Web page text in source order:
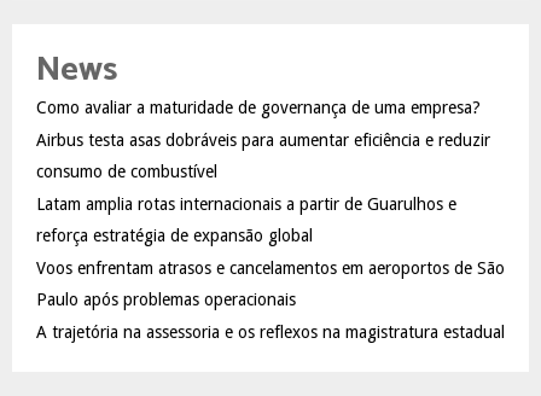
h
o
r
:
R
News
Como avaliar a maturidade de governança de uma empresa?
Airbus testa asas dobráveis para aumentar eficiência e reduzir
consumo de combustível
Latam amplia rotas internacionais a partir de Guarulhos e
reforça estratégia de expansão global
Voos enfrentam atrasos e cancelamentos em aeroportos de São
Paulo após problemas operacionais
A trajetória na assessoria e os reflexos na magistratura estadual